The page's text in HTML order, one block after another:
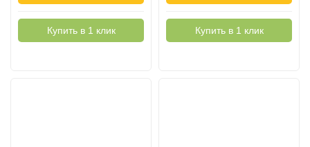
Купить в 1 клик Купить в 1 клик